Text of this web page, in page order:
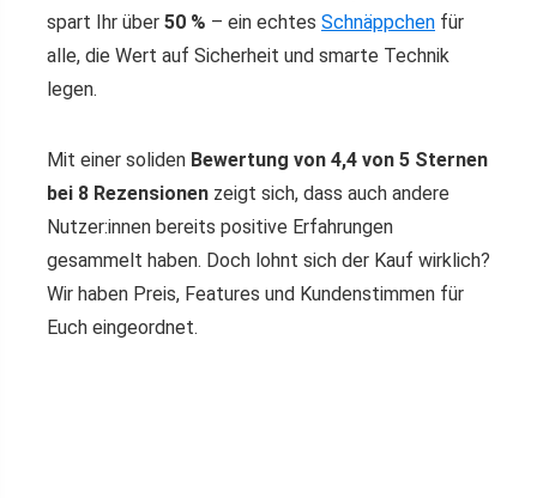
spart Ihr über 50 % – ein echtes Schnäppchen für
alle, die Wert auf Sicherheit und smarte Technik
legen.
Mit einer soliden Bewertung von 4,4 von 5 Sternen
bei 8 Rezensionen zeigt sich, dass auch andere
Nutzer:innen bereits positive Erfahrungen
gesammelt haben. Doch lohnt sich der Kauf wirklich?
Wir haben Preis, Features und Kundenstimmen für
Euch eingeordnet.